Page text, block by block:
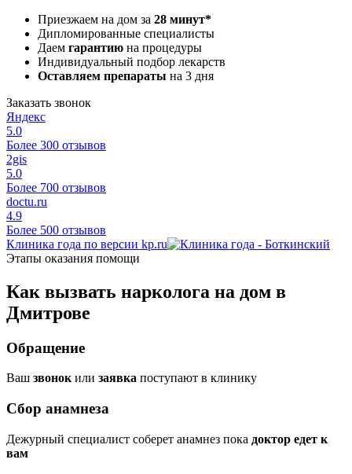
Приезжаем на дом за 28 минут*
Дипломированные специалисты
Даем гарантию на процедуры
Индивидуальный подбор лекарств
Оставляем препараты на 3 дня
Заказать звонок
Яндекс
5.0
Более 300 отзывов
2gis
5.0
Более 700 отзывов
doctu.ru
4.9
Более 500 отзывов
Клиника года по версии kp.ru
Этапы оказания помощи
Как вызвать нарколога на дом в
Дмитрове
Обращение
Ваш звонокили заявка поступают в клинику
Сбор анамнеза
Дежурный специалист соберет анамнез пока доктор едет к
вам